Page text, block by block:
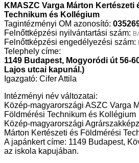
KMASZC Varga Márton Kertészeti
Technikum és Kollégium
Tagintézményi OM azonosító:
Felnőttképzési nyilvántartási szám:
Felnőttképzési engedélyezési szám:
Telephely címe:
1149 Budapest, Mogyoródi út 56-
Lajos utcai kapunál.)
Igazgató: Cifer Attila
Intézményi név változatai:
Közép-magyarországi ASZC Varga
Földmérési Technikum és Kollégium
Közép-magyarországi
Márton Kertészeti és Földmérési
A japánkert címe: 1149 Budapest,
az iskola kapujában.